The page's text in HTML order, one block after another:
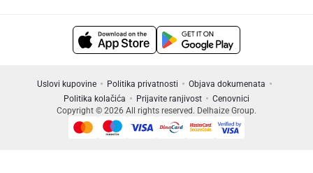
Uslovi kupovine Politika privatnosti
Objava dokumenata
Politika kolačića
Prijavite ranjivost
Cenovnici
Copyright © 2026 All rights reserved. Delhaize Group.